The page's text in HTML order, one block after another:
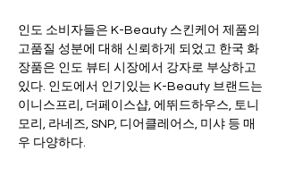
인도 소비자들은 K-Beauty 스킨케어 제품의
고품질 성분에 대해 신뢰하게 되었고 한국 화
장품은 인도 뷰티 시장에서 강자로 부상하고
있다. 인도에서 인기있는 K-Beauty 브랜드는
이니스프리, 더페이스샵, 에뛰드하우스, 토니
모리, 라네즈, SNP, 디어클레어스, 미샤 등 매
우 다양하다.